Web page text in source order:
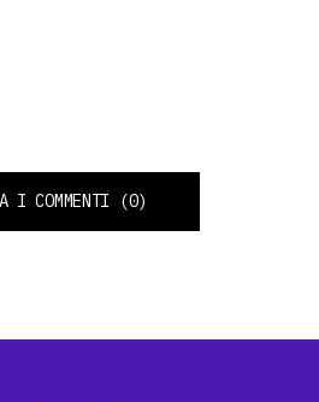
I COMMENTI (0)